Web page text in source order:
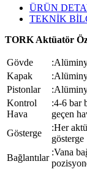
ÜRÜN
TEKNİK
TORK Aktüatör
Gövde
Kapak
Pistonlar
Kontrol
Hava
:4-6 bar
geçen
Gösterge
:Her
gösterge
Bağlantılar
:Vana